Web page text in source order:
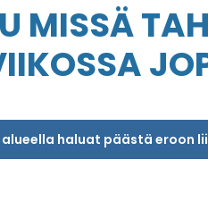
MISSÄ
haluat päästä eroon